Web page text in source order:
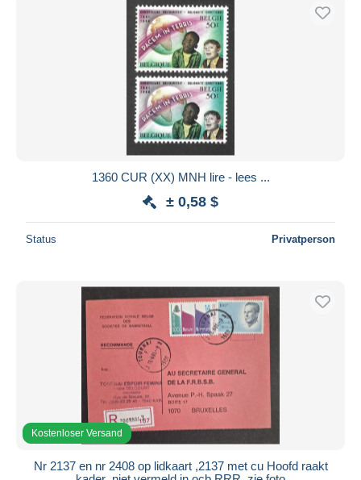
1360 CUR (XX) MNH lire - lees ...
± 0,58 $
Status Privatperson
Kostenloser Versand
Nr 2137 en nr 2408 op lidkaart ,2137 met cu Hoofd raakt